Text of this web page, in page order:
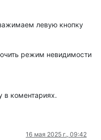
левую кнопку
режим невидимости
в коментариях.
16 мая 2025 г., 09:42